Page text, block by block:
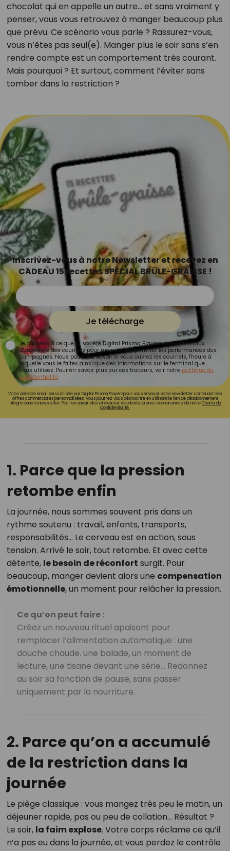
chocolat qui en appelle un autre… et sans vraiment y
penser, vous vous retrouvez à manger beaucoup plus
que prévu. Ce scénario vous parle ? Rassurez-vous,
vous n’êtes pas seul(e). Manger plus le soir sans s’en
rendre compte est un comportement très courant.
Mais pourquoi ? Et surtout, comment l’éviter sans
tomber dans la restriction ?
Inscrivez-vous à notre Newsletter et recevez en
CADEAU 15 recettes SPÉCIAL BRÛLE-GRAISSE !
Je télécharge
Je consens à ce que la société Digital Prisma Players analyse le taux
d'ouverture des courriels pour mesurer et optimiser les performances des
campagnes. Nous pourrons savoir si vous ouvrez les courriels, l'heure à
laquelle vous le faites ainsi que des informations sur le terminal que
vous utilisez. Pour en savoir plus sur ces traceurs, voir notre politique de
confidentialité.
Votre adresse email sera utilisée par Digital Prisma Playerspour vous envoyer votre newsletter contenant des
offres commerciales personnalisées. Vous pourrez vous désinscrire en utilisant le lien de désabonnement
intégré dans la newsletter. Pour en savoir plus et exercer vos droits, prenez connaissance de notreCharte de
Confidentialité.
1. Parce que la pression
retombe enfin
La journée, nous sommes souvent pris dans un
rythme soutenu : travail, enfants, transports,
responsabilités… Le cerveau est en action, sous
tension. Arrivé le soir, tout retombe. Et avec cette
détente, le besoin de réconfort surgit. Pour
beaucoup, manger devient alors une compensation
émotionnelle, un moment pour relâcher la pression.
Ce qu’on peut faire :
Créez un nouveau rituel apaisant pour
remplacer l’alimentation automatique : une
douche chaude, une balade, un moment de
lecture, une tisane devant une série… Redonnez
au soir sa fonction de pause, sans passer
uniquement par la nourriture.
2. Parce qu’on a accumulé
de la restriction dans la
journée
Le piège classique : vous mangez très peu le matin, un
déjeuner rapide, pas ou peu de collation… Résultat ?
Le soir, la faim explose. Votre corps réclame ce qu’il
n’a pas eu dans la journée, et vous perdez le contrôle